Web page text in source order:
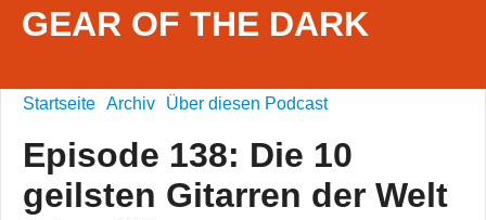
GEAR OF THE DARK
Startseite Archiv Über diesen Podcast
Episode 138: Die 10
geilsten Gitarren der Welt